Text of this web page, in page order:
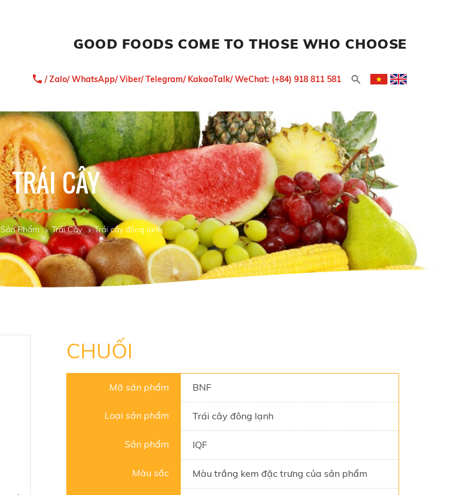
GOOD FOODS COME TO THOSE WHO CHOOSE
/ Zalo/ WhatsApp/ Viber/ Telegram/ KakaoTalk/ WeChat: (+84) 918 811 581
TRÁI CÂY
Sản Phẩm Trái Cây Trái cây đông lạnh
CHUỐI
Mã sản phẩm BNF
Loại sản phẩm Trái cây đông lạnh
Sản phẩm IQF
Màu sắc Màu trắng kem đặc trưng của sản phẩm